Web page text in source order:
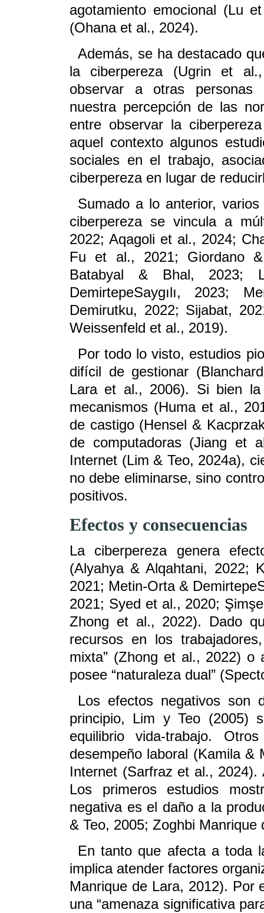
agotamiento emocional (Lu
(Ohana et al., 2024).
Además, se ha destacado
la ciberpereza (Ugrin et
observar a otras personas
nuestra percepción de las
entre observar la
aquel contexto algunos
sociales en el trabajo,
ciberpereza en lugar de
Sumado a lo anterior,
ciberpereza se vincula a
2022; Aqagoli et al., 2024;
Fu et al., 2021; Giordano
Batabyal & Bhal, 2023;
DemirtepeSaygılı, 2023;
Demirutku, 2022; Sijabat,
Weissenfeld et al., 2019).
Por todo lo visto, estudios
difícil de gestionar
Lara et al., 2006). Si bien la
mecanismos (Huma et al.,
de castigo (Hensel &
de computadoras (Jiang et
Internet (Lim & Teo, 2024a),
no debe eliminarse, sino
positivos.
Efectos y consecuencias
La ciberpereza genera
(Alyahya & Alqahtani, 2022;
2021; Metin-Orta &
2021; Syed et al., 2020;
Zhong et al., 2022). Dado
recursos en los
mixta” (Zhong et al., 2022) o
posee “naturaleza dual”
Los efectos negativos son
principio, Lim y Teo (2005)
equilibrio vida-trabajo.
desempeño laboral (Kamila
Internet (Sarfraz et al., 2024).
Los primeros estudios
negativa es el daño a la
& Teo, 2005; Zoghbi Manrique
En tanto que afecta a toda
implica atender factores
Manrique de Lara, 2012). Por
una “amenaza significativa